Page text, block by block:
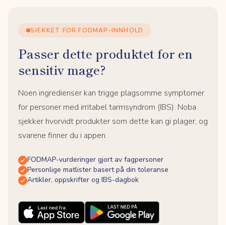
SJEKKET FOR FODMAP-INNHOLD
Passer dette produktet for en
sensitiv mage?
Noen ingredienser kan trigge plagsomme symptomer
for personer med irritabel tarmsyndrom (IBS). Noba
sjekker hvorvidt produkter som dette kan gi plager, og
svarene finner du i appen.
FODMAP-vurderinger gjort av fagpersoner
Personlige matlister basert på din toleranse
Artikler, oppskrifter og IBS-dagbok